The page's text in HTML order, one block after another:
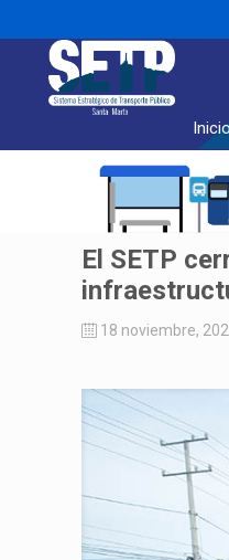
Inicio
El SETP
18 noviembre,